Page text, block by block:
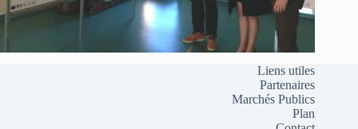
Liens utiles
Partenaires
Marchés Publics
Plan